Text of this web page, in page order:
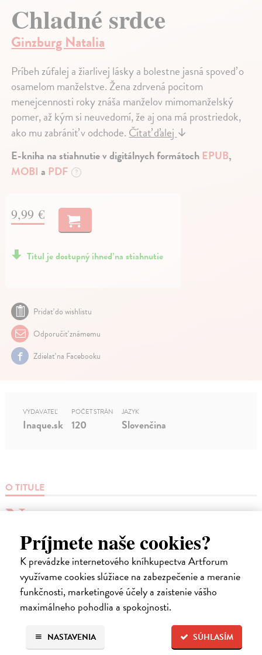
Príjmete naše cookies?
K prevádzke internetového kníhkupectva Artforum
využívame cookies slúžiace na zabezpečenie a meranie
funkčnosti, marketingové účely a zaistenie vášho
maximálneho pohodlia a spokojnosti.
SÚHLASÍM
NASTAVENIA
Chladné srdce
Ginzburg Natalia
Príbeh zúfalej a žiarlivej lásky a bolestne jasná spoveď o
osamelom manželstve. Žena zdrvená pocitom
menejcennosti roky znáša manželov mimomanželský
pomer, až kým si neuvedomí, že aj ona má prostriedok,
ako mu zabrániť v odchode.Čítať ďalej↓
E-kniha na stiahnutie v digitálnych formátochEPUB,
MOBI a PDF ?
9,99 €
Titul je dostupný ihneď na stiahnutie
Pridať do wishlistu
Odporučiť známemu
Zdielať na Facebooku
O TITULE
N
rozpálená dobiela, chladná hnevom. Nešťastný príbeh
obyčajného nudného manželstva premenila na psychologický
VYDAVATEĽ
Inaque.sk
POČET STRÁN
120
JAZYK
Slovenčina
High-contrast mode
Podobné tituly